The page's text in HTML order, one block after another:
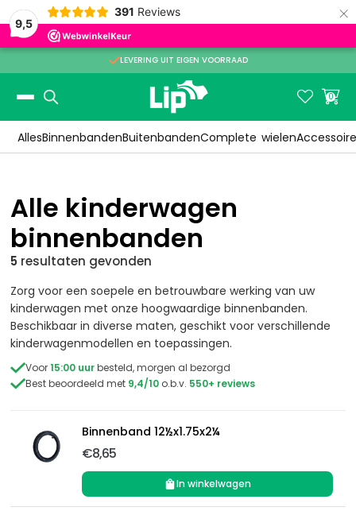
9,5
391 Reviews ×
LEVERING UIT EIGEN VOORRAAD
Slide 2 of 3.
 
0
AllesBinnenbandenBuitenbandenComplete wielen
Alle kinderwagen
binnenbanden
5 resultaten gevonden
Zorg voor een soepele en betrouwbare werking van uw
kinderwagen met onze hoogwaardige binnenbanden.
Beschikbaar in diverse maten, geschikt voor verschillende
kinderwagenmodellen en toepassingen.
Voor15:00 uurbesteld, morgen al bezorgd
Best beoordeeld met 9,4/10 o.b.v. 550+ reviews
Binnenband 12½x1.75x2¼
€8,65
In winkelwagen